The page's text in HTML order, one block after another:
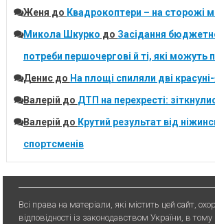
Женя до Квадрокоптери – на сторожі
Микола Шкурко до Засідання
потреби першочергові й ті, які можуть
Денисдо На площі спиляли дві
Валерій до ДТП на перехресті:
Валерій до Крутий результат від
спортсменів
Всі права на матеріали, які містить цей сайт,
відповідності із законодавством України, в